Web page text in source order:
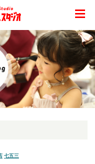
七五三